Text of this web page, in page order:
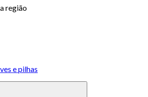
região
e pilhas